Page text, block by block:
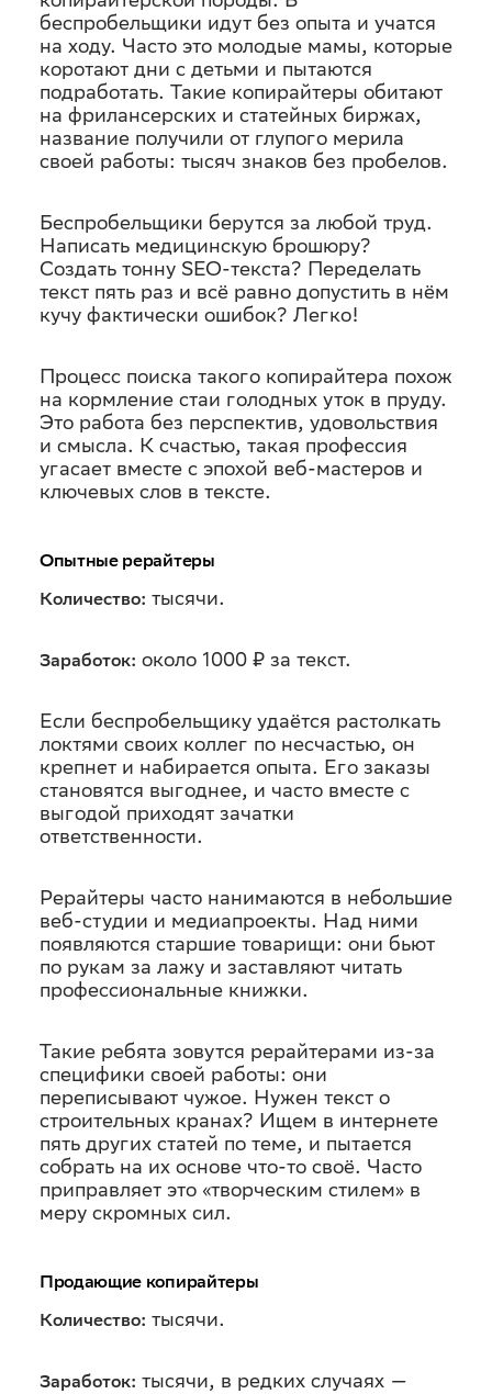
беспробельщики идут без опыта и учатся
на ходу. Часто это молодые мамы, которые
коротают дни с детьми и пытаются
подработать. Такие копирайтеры обитают
на фрилансерских и статейных биржах,
название получили от глупого мерила
своей работы: тысяч знаков без пробелов.
Беспробельщики берутся за любой труд.
Написать медицинскую брошюру?
Создать тонну SEO-текста? Переделать
текст пять раз и всё равно допустить в нём
кучу фактически ошибок? Легко!
Процесс поиска такого копирайтера похож
на кормление стаи голодных уток в пруду.
Это работа без перспектив, удовольствия
и смысла. К счастью, такая профессия
угасает вместе с эпохой веб-мастеров и
ключевых слов в тексте.
Опытные рерайтеры
Количество: тысячи.
Заработок: около 1000 ₽ за текст.
Если беспробельщику удаётся растолкать
локтями своих коллег по несчастью, он
крепнет и набирается опыта. Его заказы
становятся выгоднее, и часто вместе с
выгодой приходят зачатки
ответственности.
Рерайтеры часто нанимаются в небольшие
веб-студии и медиапроекты. Над ними
появляются старшие товарищи: они бьют
по рукам за лажу и заставляют читать
профессиональные книжки.
Такие ребята зовутся рерайтерами из-за
специфики своей работы: они
переписывают чужое. Нужен текст о
строительных кранах? Ищем в интернете
пять других статей по теме, и пытается
собрать на их основе что-то своё. Часто
приправляет это «творческим стилем» в
меру скромных сил.
Продающие копирайтеры
Количество: тысячи.
Заработок: тысячи, в редких случаях —